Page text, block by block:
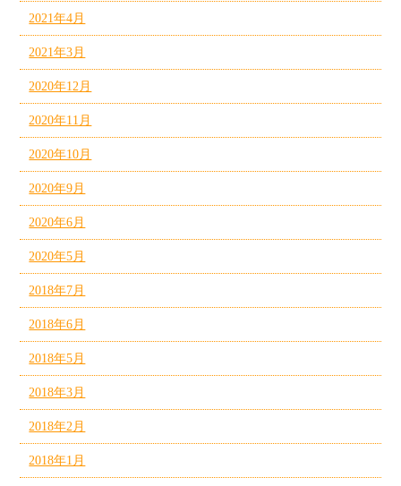
2021年4月
2021年3月
2020年12月
2020年11月
2020年10月
2020年9月
2020年6月
2020年5月
2018年7月
2018年6月
2018年5月
2018年3月
2018年2月
2018年1月